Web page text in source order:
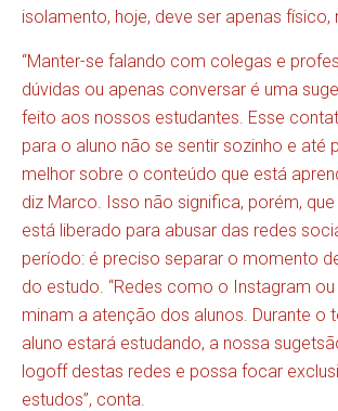
isolamento, hoje, deve ser apenas físico,
“Manter-se falando com colegas e
dúvidas ou apenas conversar é uma
feito aos nossos estudantes. Esse
para o aluno não se sentir sozinho e até
melhor sobre o conteúdo que está
diz Marco. Isso não significa, porém,
está liberado para abusar das redes
período: é preciso separar o momento
do estudo. “Redes como o Instagram
minam a atenção dos alunos. Durante o
aluno estará estudando, a nossa
logoff destas redes e possa focar
estudos”, conta.